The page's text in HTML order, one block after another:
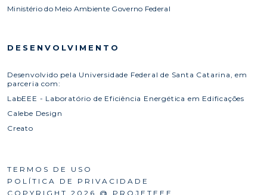
Ministério do Meio Ambiente Governo Federal
DESENVOLVIMENTO
Desenvolvido pela Universidade Federal de Santa Catarina, em
parceria com:
LabEEE - Laboratório de Eficiência Energética em Edificações
Calebe Design
Creato
TERMOS DE USO
POLÍTICA DE PRIVACIDADE
COPYRIGHT 2026 @ PROJETEEE